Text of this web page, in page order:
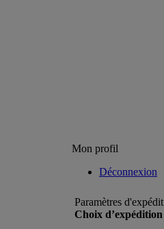
Mon profil
Déconnexion
Paramètres
Choix